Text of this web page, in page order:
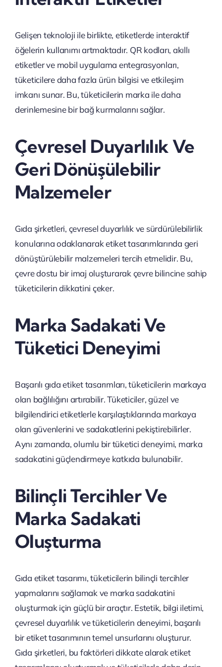
Gelişen teknoloji ile birlikte, etiketlerde interaktif
öğelerin kullanımı artmaktadır. QR kodları, akıllı
etiketler ve mobil uygulama entegrasyonları,
tüketicilere daha fazla ürün bilgisi ve etkileşim
imkanı sunar. Bu, tüketicilerin marka ile daha
derinlemesine bir bağ kurmalarını sağlar.
Çevresel Duyarlılık Ve
Geri Dönüşülebilir
Malzemeler
Gıda şirketleri, çevresel duyarlılık ve sürdürülebilirlik
konularına odaklanarak etiket tasarımlarında geri
dönüştürülebilir malzemeleri tercih etmelidir. Bu,
çevre dostu bir imaj oluşturarak çevre bilincine sahip
tüketicilerin dikkatini çeker.
Marka Sadakati Ve
Tüketici Deneyimi
Başarılı gıda etiket tasarımları, tüketicilerin markaya
olan bağlılığını artırabilir. Tüketiciler, güzel ve
bilgilendirici etiketlerle karşılaştıklarında markaya
olan güvenlerini ve sadakatlerini pekiştirebilirler.
Aynı zamanda, olumlu bir tüketici deneyimi, marka
sadakatini güçlendirmeye katkıda bulunabilir.
Bilinçli Tercihler Ve
Marka Sadakati
Oluşturma
Gıda etiket tasarımı, tüketicilerin bilinçli tercihler
yapmalarını sağlamak ve marka sadakatini
oluşturmak için güçlü bir araçtır. Estetik, bilgi iletimi,
çevresel duyarlılık ve tüketicilerin deneyimi, başarılı
bir etiket tasarımının temel unsurlarını oluşturur.
Gıda şirketleri, bu faktörleri dikkate alarak etiket